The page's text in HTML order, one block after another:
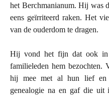
het Berchmanianum. Hij was
eens geïrriteerd raken. Het
van de ouderdom te dragen.
Hij vond het fijn dat ook in
familieleden hem bezochten.
hij mee met al hun lief en
genealogie na en gaf die uit